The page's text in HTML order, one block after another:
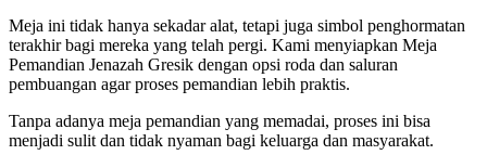
Meja ini tidak hanya sekadar alat, tetapi juga simbol penghormatan
terakhir bagi mereka yang telah pergi. Kami menyiapkan Meja
Pemandian Jenazah Gresik dengan opsi roda dan saluran
pembuangan agar proses pemandian lebih praktis.
Tanpa adanya meja pemandian yang memadai, proses ini bisa
menjadi sulit dan tidak nyaman bagi keluarga dan masyarakat.